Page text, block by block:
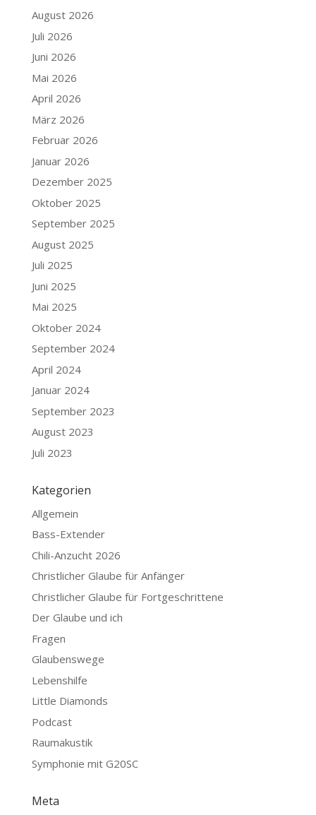
August 2026
Juli 2026
Juni 2026
Mai 2026
April 2026
März 2026
Februar 2026
Januar 2026
Dezember 2025
Oktober 2025
September 2025
August 2025
Juli 2025
Juni 2025
Mai 2025
Oktober 2024
September 2024
April 2024
Januar 2024
September 2023
August 2023
Juli 2023
Kategorien
Allgemein
Bass-Extender
Chili-Anzucht 2026
Christlicher Glaube für Anfänger
Christlicher Glaube für Fortgeschrittene
Der Glaube und ich
Fragen
Glaubenswege
Lebenshilfe
Little Diamonds
Podcast
Raumakustik
Symphonie mit G20SC
Meta